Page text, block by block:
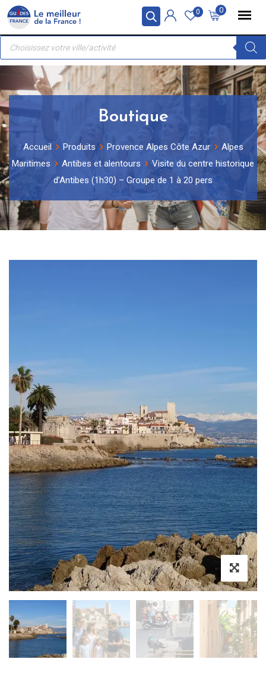
Panneau de gestion des cookies
Skip
content
0
0
Recherche
produits
Boutique
Accueil Produits Provence Alpes Côte Azur
Alpes
Maritimes
Antibes et alentours
Visite du centre historique
d’Antibes (1h30) – Groupe de 1 à 20 pers